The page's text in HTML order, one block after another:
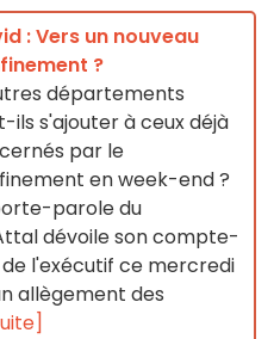
: Vers un nouveau
?
départements
ils s'ajouter à ceux déjà
par le
en week-end ?
parole du
dévoile son compte-
l'exécutif ce mercredi
allègement des